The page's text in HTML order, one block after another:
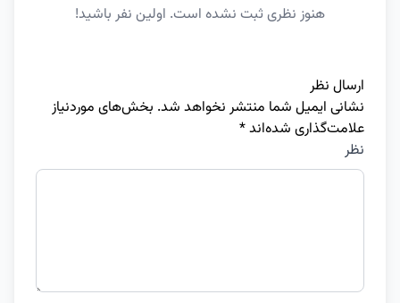
هنوز نظری ثبت نشده است. اولین نفر باشید!
ارسال نظر
نشانی ایمیل شما منتشر نخواهد شد. بخش‌های موردنیاز
علامت‌گذاری شده‌اند*
نظر